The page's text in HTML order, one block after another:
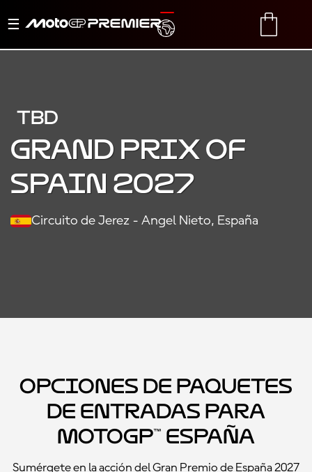
Alternar
TRANSLATE
TBD
Grand Prix of
Spain 2027
Circuito de Jerez - Angel Nieto, España
Opciones de paquetes
de entradas para
MotoGP™ España
Sumérgete en la acción del Gran Premio de España 2027